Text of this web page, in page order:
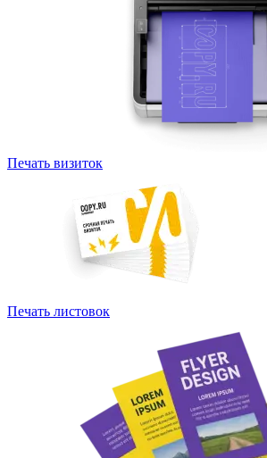
Печать визиток
Печать листовок